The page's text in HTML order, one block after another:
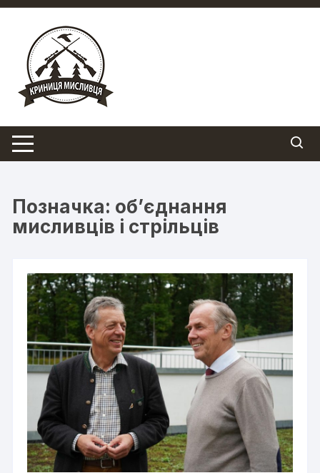
Перейти
вмісту
Позначка: об’єднання
мисливців і стрільців